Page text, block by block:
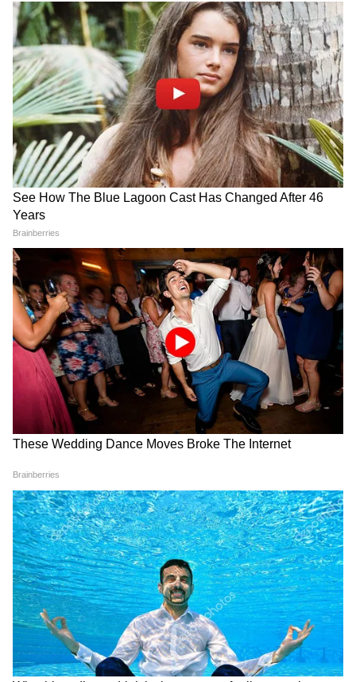
4
7
অর্জুন ও মালাইকা ২০১৮ থেকে প্রেম করছিলেন।
২০১৭ সালে আরবাজ খানের সাথে বিবাহ বিচ্ছেদের
পর তাদের সম্পর্কের কথা সকলে জানতে পারে।
বিভিন্ন পার্টি ও অনুষ্ঠানে তারা একসাথে উপস্থিত
হতেন।
5
7
তাদের বয়সের পার্থক্য নিয়ে অনেক আলোচনা
হয়েছে। তবে এই জুটি বারবার গুজব উড়িয়ে
দিয়েছেন। বিচ্ছেদের খবরও অস্বীকার করেছেন।
6
7